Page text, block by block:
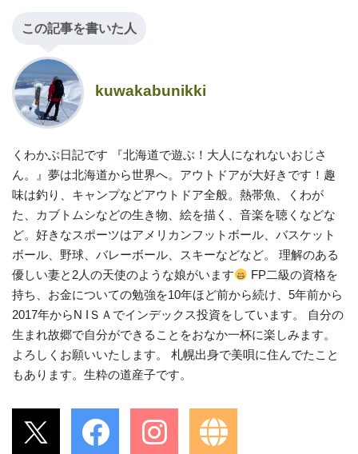
この記事を書いた人
kuwakabunikki
くわかぶ日記です 『北海道で遊ぶ！大人になれないおじさ
ん。』夢は北海道から世界へ。アウトドアが大好きです！趣
味は釣り、キャンプなどアウトドア全般。熱帯魚、くわが
た、カブトムシなどの生き物、絵を描く、音楽を聴くなどな
ど。好きなスポーツはアメリカンフットボール、バスケット
ボール、野球、バレーボール、スキーなどなど。 理解のある
優しい妻と2人の天使のような娘がいます
FP二級の資格を
持ち、お金についての勉強を10年ほど前から続け、5年前から
2017年からN IＳＡでインデックス投資をしています。 自分の
生まれ故郷で自分ができることをおなか一杯に楽しみます。
よろしくお願いいたします。 札幌出身で美唄に住んでたこと
もあります。生粋の道産子です。